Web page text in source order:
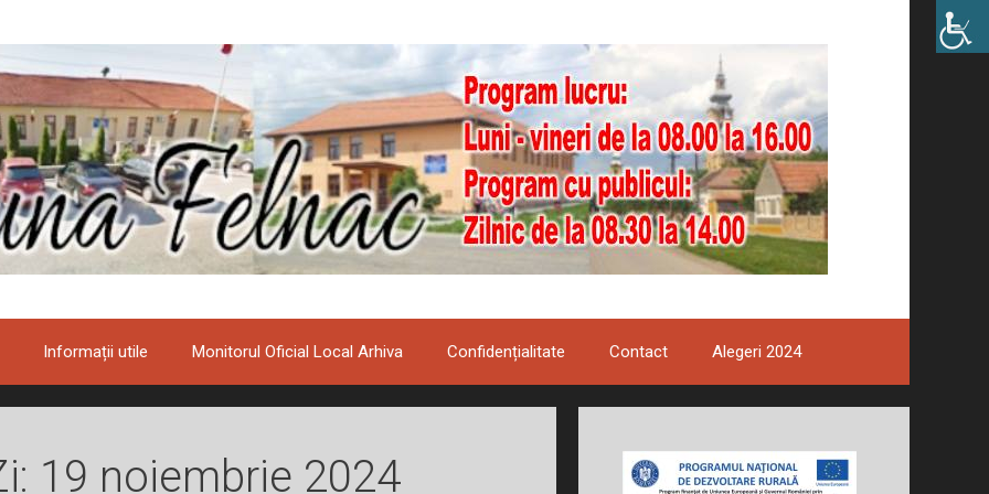
Informații utile Monitorul Oficial Local Arhiva Confidențialitate Contact Alegeri 2024
19 noiembrie 2024